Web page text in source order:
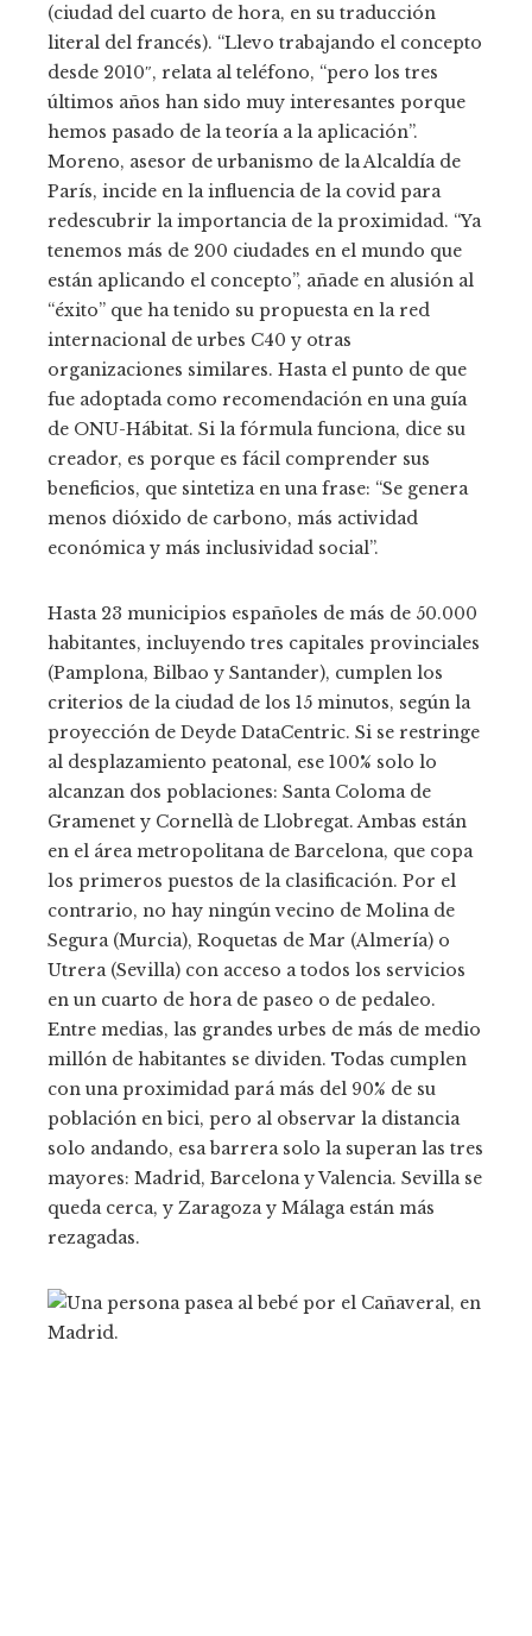
(ciudad del cuarto de hora, en su traducción
literal del francés). “Llevo trabajando el concepto
desde 2010″, relata al teléfono, “pero los tres
últimos años han sido muy interesantes porque
hemos pasado de la teoría a la aplicación”.
Moreno, asesor de urbanismo de la Alcaldía de
París, incide en la influencia de la covid para
redescubrir la importancia de la proximidad. “Ya
tenemos más de 200 ciudades en el mundo que
están aplicando el concepto”, añade en alusión al
“éxito” que ha tenido su propuesta en la red
internacional de urbes C40 y otras
organizaciones similares. Hasta el punto de que
fue adoptada como recomendación en una guía
de ONU-Hábitat. Si la fórmula funciona, dice su
creador, es porque es fácil comprender sus
beneficios, que sintetiza en una frase: “Se genera
menos dióxido de carbono, más actividad
económica y más inclusividad social”.
Hasta 23 municipios españoles de más de 50.000
habitantes, incluyendo tres capitales provinciales
(Pamplona, Bilbao y Santander), cumplen los
criterios de la ciudad de los 15 minutos, según la
proyección de Deyde DataCentric. Si se restringe
al desplazamiento peatonal, ese 100% solo lo
alcanzan dos poblaciones: Santa Coloma de
Gramenet y Cornellà de Llobregat. Ambas están
en el área metropolitana de Barcelona, que copa
los primeros puestos de la clasificación. Por el
contrario, no hay ningún vecino de Molina de
Segura (Murcia), Roquetas de Mar (Almería) o
Utrera (Sevilla) con acceso a todos los servicios
en un cuarto de hora de paseo o de pedaleo.
Entre medias, las grandes urbes de más de medio
millón de habitantes se dividen. Todas cumplen
con una proximidad pará más del 90% de su
población en bici, pero al observar la distancia
solo andando, esa barrera solo la superan las tres
mayores: Madrid, Barcelona y Valencia. Sevilla se
queda cerca, y Zaragoza y Málaga están más
rezagadas.